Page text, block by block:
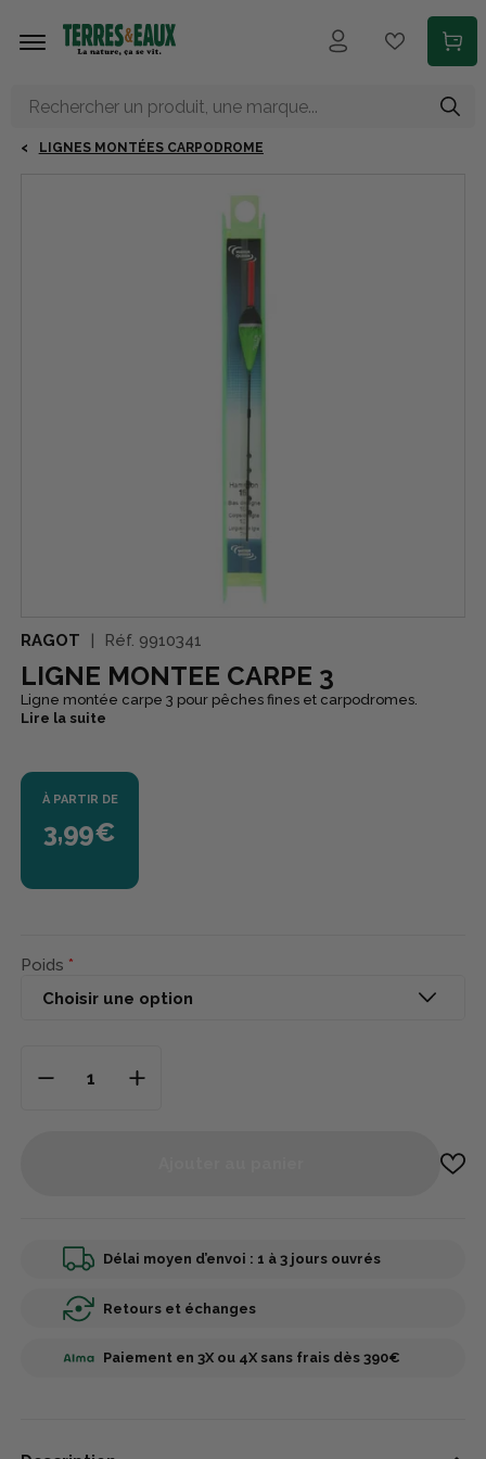
LIGNES MONTÉES CARPODROME
RAGOT Réf. 9910341
LIGNE MONTEE CARPE 3
Ligne montée carpe 3 pour pêches fines et carpodromes.
Lire la suite
À PARTIR DE
3,99€
Poids
Délai moyen d’envoi : 1 à 3 jours ouvrés
Retours et échanges
Paiement en 3X ou 4X sans frais dès 390€